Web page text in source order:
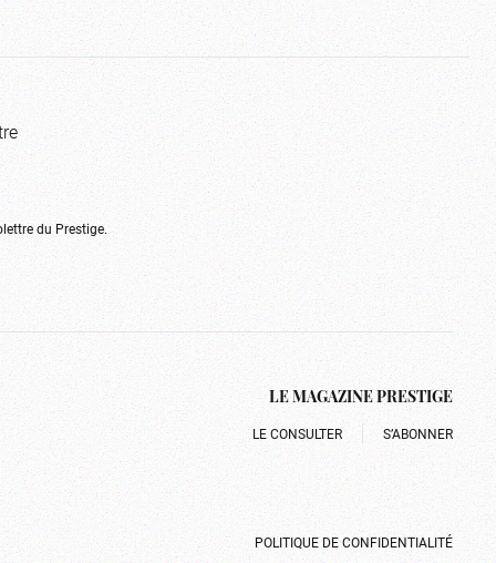
du Prestige.
LE MAGAZINE PRESTIGE
LE CONSULTER S’ABONNER
POLITIQUE DE CONFIDENTIALITÉ